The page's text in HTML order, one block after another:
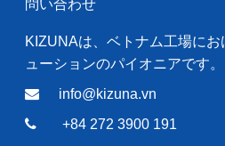
問い合わせ
KIZUNAは、ベトナム工場にお
ューションのパイオニアです。
info@kizuna.vn
+84 272 3900 191